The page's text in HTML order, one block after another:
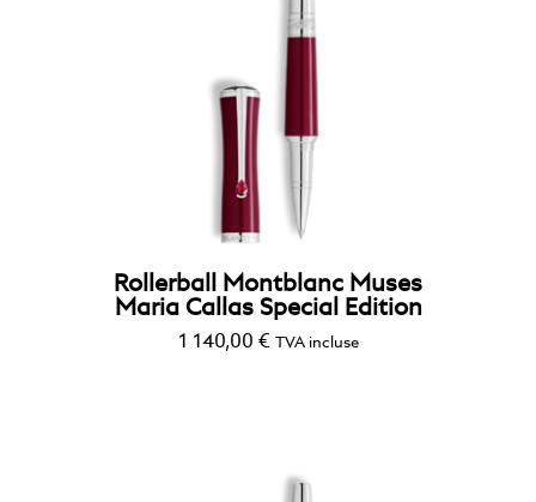
Rollerball Montblanc Muses
Maria Callas Special Edition
1 140,00 € TVA incluse